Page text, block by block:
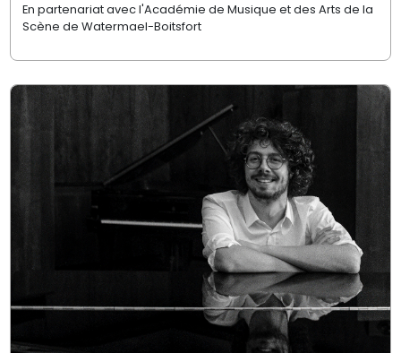
En partenariat avec l'Académie de Musique et des Arts de la
Scène de Watermael-Boitsfort